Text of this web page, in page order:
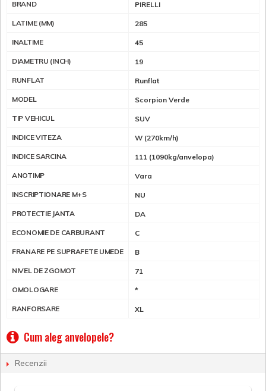
BRAND PIRELLI
LATIME (MM) 285
INALTIME 45
DIAMETRU (INCH) 19
RUNFLAT Runflat
MODEL Scorpion Verde
TIP VEHICUL SUV
INDICE VITEZA W (270km/h)
INDICE SARCINA 111 (1090kg/anvelopa)
ANOTIMP Vara
INSCRIPTIONARE M+S NU
PROTECTIE JANTA DA
ECONOMIE DE CARBURANT C
FRANARE PE SUPRAFETE UMEDE B
NIVEL DE ZGOMOT 71
OMOLOGARE *
RANFORSARE XL
Cum aleg anvelopele?
Recenzii